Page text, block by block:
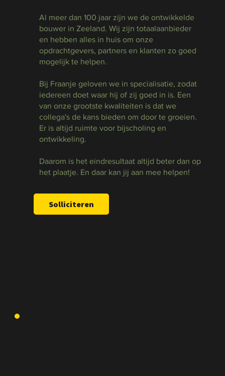
Al meer dan 100 jaar zijn we de ontwikkelde
bouwer in Zeeland. Wij zijn totaalaanbieder
en hebben alles in huis om onze
opdrachtgevers, partners en klanten zo goed
mogelijk te helpen.
Bij Fraanje geloven we in specialisatie, zodat
iedereen doet waar hij of zij goed in is. Een
van onze grootste kwaliteiten is dat we
collega's de kans bieden om door te groeien.
Er is altijd ruimte voor bijscholing en
ontwikkeling.
Daarom is het eindresultaat altijd beter dan op
het plaatje. En daar kan jij aan mee helpen!
Solliciteren